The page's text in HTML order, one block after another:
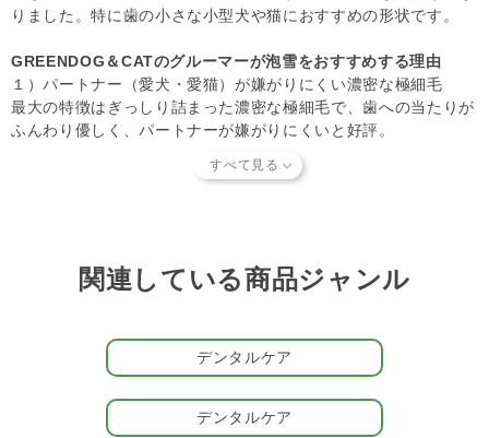
(「発送予定日のお知らせメール」をお送りする前であれ
ば、メール・お電話・マイページにてご注文をキャンセルい
りました。特に歯の小さな小型犬や猫におすすめの形状です。
GREENDOG＆CATのグルーマーが泡雪をおすすめする理由
１）パートナー（愛犬・愛猫）が嫌がりにくい濃密な極細毛
最大の特徴はぎっしり詰まった濃密な極細毛で、歯への当たりが
ふんわり優しく、パートナーが嫌がりにくいと好評。
泡雪はエナメル質を保ちながら歯磨きをすることができます。磨
られた素材「プラチナナノ粒子」コーティングを施しているの
で、水洗いのみで雑菌の繁殖を防いでくれます。
２）猫や小型犬向きな極小サイズ
ヘッドのサイズが小さいので、猫や小型犬向き。優しい歯当たり
で歯ブラシデビューの子犬やシニア犬にもおすすめです。歯茎へ
の刺激が少ないので、すでに歯周病を患っているパートナーや、
痛みがある、磨いていると出血しやすいパートナーにもお使いい
関連している商品ジャンル
デンタルケア
デンタルケア